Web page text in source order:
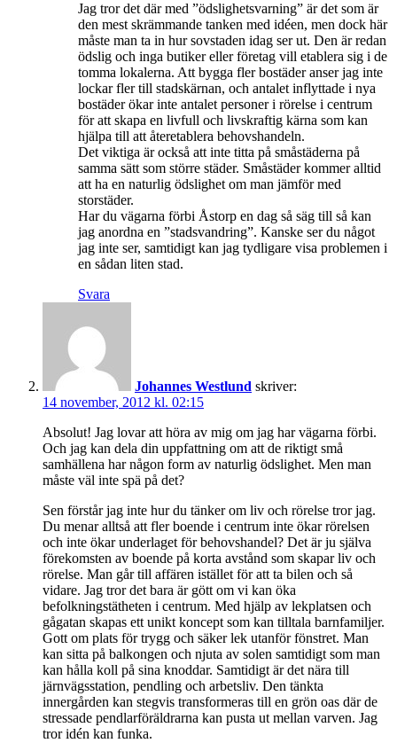
Jag tror det där med ”ödslighetsvarning” är det som är
den mest skrämmande tanken med idéen, men dock här
måste man ta in hur sovstaden idag ser ut. Den är redan
ödslig och inga butiker eller företag vill etablera sig i de
tomma lokalerna. Att bygga fler bostäder anser jag inte
lockar fler till stadskärnan, och antalet inflyttade i nya
bostäder ökar inte antalet personer i rörelse i centrum
för att skapa en livfull och livskraftig kärna som kan
hjälpa till att återetablera behovshandeln.
Det viktiga är också att inte titta på småstäderna på
samma sätt som större städer. Småstäder kommer alltid
att ha en naturlig ödslighet om man jämför med
storstäder.
Har du vägarna förbi Åstorp en dag så säg till så kan
jag anordna en ”stadsvandring”. Kanske ser du något
jag inte ser, samtidigt kan jag tydligare visa problemen i
en sådan liten stad.
Svara
Johannes Westlund skriver:
14 november, 2012 kl. 02:15
Absolut! Jag lovar att höra av mig om jag har vägarna förbi.
Och jag kan dela din uppfattning om att de riktigt små
samhällena har någon form av naturlig ödslighet. Men man
måste väl inte spä på det?
Sen förstår jag inte hur du tänker om liv och rörelse tror jag.
Du menar alltså att fler boende i centrum inte ökar rörelsen
och inte ökar underlaget för behovshandel? Det är ju själva
förekomsten av boende på korta avstånd som skapar liv och
rörelse. Man går till affären istället för att ta bilen och så
vidare. Jag tror det bara är gött om vi kan öka
befolkningstätheten i centrum. Med hjälp av lekplatsen och
gågatan skapas ett unikt koncept som kan tilltala barnfamiljer.
Gott om plats för trygg och säker lek utanför fönstret. Man
kan sitta på balkongen och njuta av solen samtidigt som man
kan hålla koll på sina knoddar. Samtidigt är det nära till
järnvägsstation, pendling och arbetsliv. Den tänkta
innergården kan stegvis transformeras till en grön oas där de
stressade pendlarföräldrarna kan pusta ut mellan varven. Jag
tror idén kan funka.